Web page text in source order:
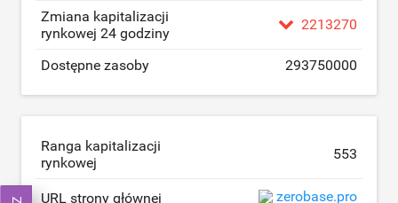
Zmiana kapitalizacji
rynkowej 24 godziny
2213270
Dostępne zasoby 293750000
Ranga kapitalizacji
rynkowej
553
URL strony głównej zerobase.pro